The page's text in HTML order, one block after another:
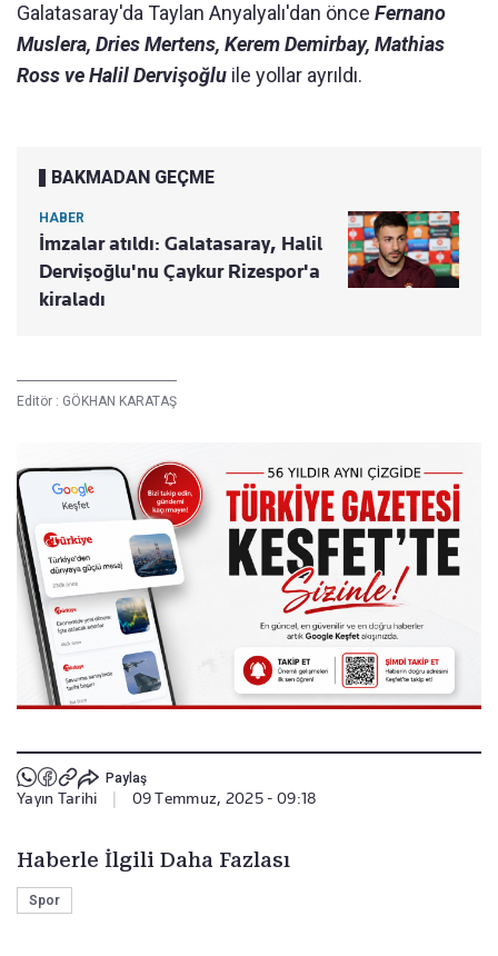
Galatasaray'da Taylan Anyalyalı'dan önce Fernano
Muslera, Dries Mertens, Kerem Demirbay, Mathias
Ross ve Halil Dervişoğlu ile yollar ayrıldı.
BAKMADAN GEÇME
HABER
İmzalar atıldı: Galatasaray, Halil
Dervişoğlu'nu Çaykur Rizespor'a
kiraladı
Editör : GÖKHAN KARATAŞ
Paylaş
Yayın Tarihi 09 Temmuz, 2025 - 09:18
Haberle İlgili Daha Fazlası
Spor